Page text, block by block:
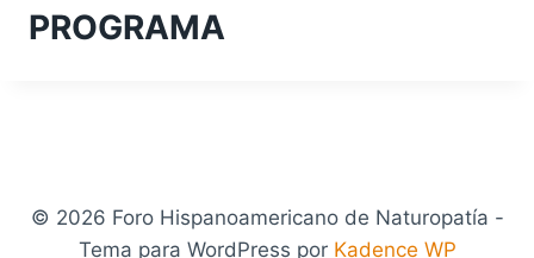
PROGRAMA
© 2026 Foro Hispanoamericano de Naturopatía -
Tema para WordPress por Kadence WP